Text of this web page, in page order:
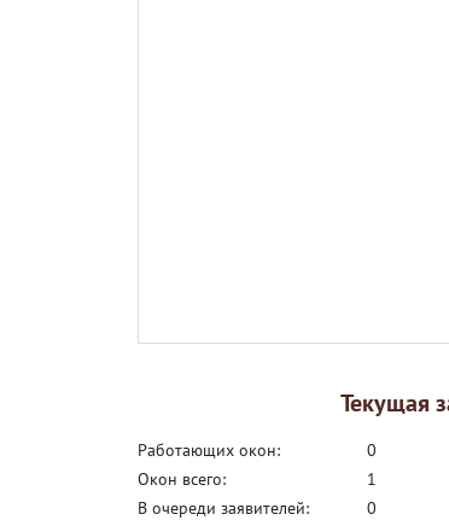
Текущая
работающих окон:
0
окон всего:
1
в очереди заявителей:
0